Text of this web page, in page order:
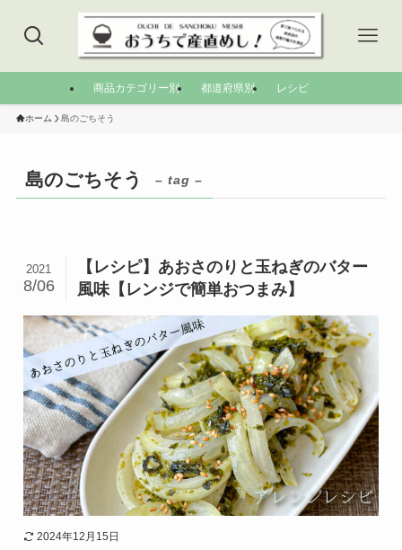
商品カテゴリー別 都道府県別 レシピ
ホーム 島のごちそう
島のごちそう – tag –
【レシピ】あおさのりと玉ねぎのバター
風味【レンジで簡単おつまみ】
2021
8/06
2024年12月15日